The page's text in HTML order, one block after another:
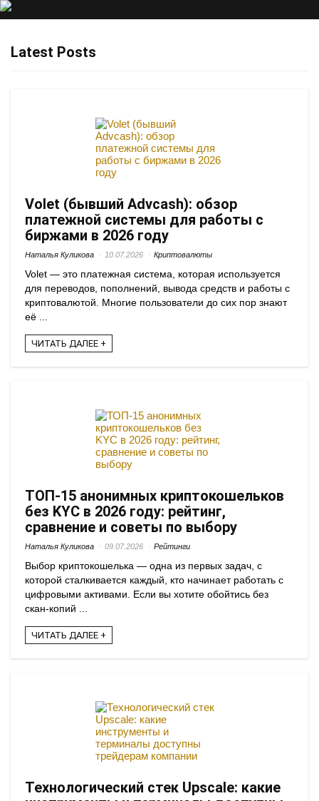
Latest Posts
Volet (бывший Advcash): обзор
платежной системы для работы с
биржами в 2026 году
Наталья Куликова 10.07.2026 Криптовалюты
Volet — это платежная система, которая используется
для переводов, пополнений, вывода средств и работы с
криптовалютой. Многие пользователи до сих пор знают
её ...
ЧИТАТЬ ДАЛЕЕ +
ТОП-15 анонимных криптокошельков
без KYC в 2026 году: рейтинг,
сравнение и советы по выбору
Наталья Куликова 09.07.2026 Рейтинги
Выбор криптокошелька — одна из первых задач, с
которой сталкивается каждый, кто начинает работать с
цифровыми активами. Если вы хотите обойтись без
скан-копий ...
ЧИТАТЬ ДАЛЕЕ +
Технологический стек Upscale: какие